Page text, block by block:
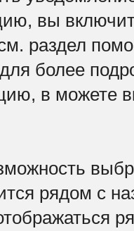
вы
раздел
более
в можете
рядом с